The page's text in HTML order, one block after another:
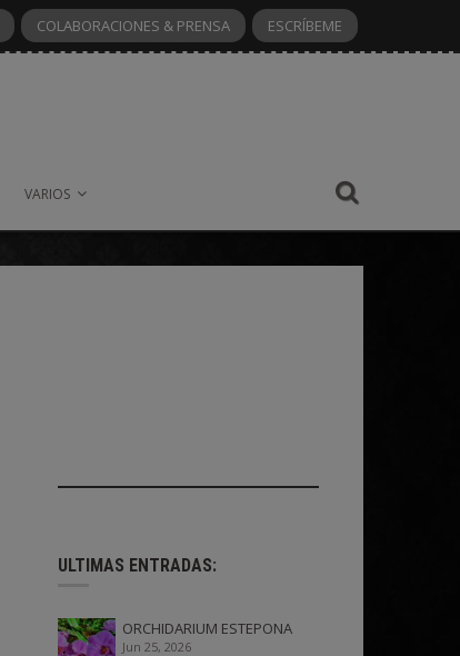
COLABORACIONES & PRENSA ESCRÍBEME
VARIOS
ULTIMAS ENTRADAS:
ORCHIDARIUM ESTEPONA
Jun 25, 2026